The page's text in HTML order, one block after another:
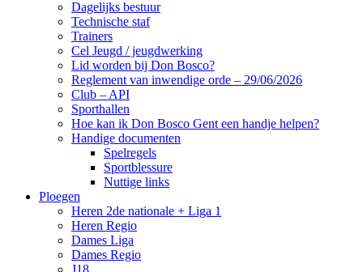
Dagelijks bestuur
Technische staf
Trainers
Cel Jeugd / jeugdwerking
Lid worden bij Don Bosco?
Reglement van inwendige orde – 29/06/2026
Club – API
Sporthallen
Hoe kan ik Don Bosco Gent een handje helpen?
Handige documenten
Spelregels
Sportblessure
Nuttige links
Ploegen
Heren 2de nationale + Liga 1
Heren Regio
Dames Liga
Dames Regio
J18